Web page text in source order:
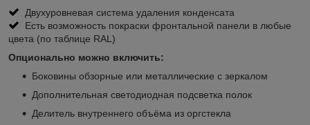
Двухуровневая система удаления конденсата
Есть возможность покраски фронтальной панели в любые
цвета (по таблице RAL)
Опционально можно включить:
Боковины обзорные или металлические с зеркалом
Дополнительная светодиодная подсветка полок
Делитель внутреннего объёма из оргстекла